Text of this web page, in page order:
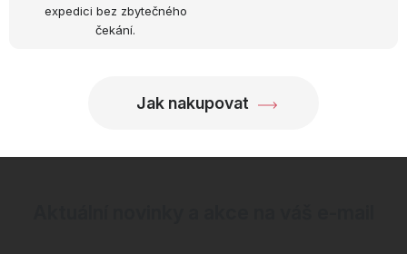
expedici bez zbytečného
čekání.
Jak nakupovat